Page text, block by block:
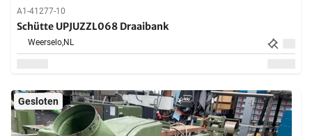
A1-41277-10
Schütte UPJUZZL068 Draaibank
Weerselo,NL
Gesloten